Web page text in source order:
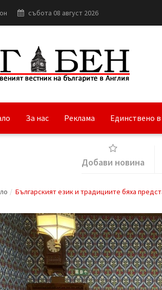
събота 08 август 2026
За нас Реклама Единствено
Добави новина
Българският език и традициите бяха